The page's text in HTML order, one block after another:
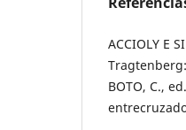
ACCIOLY E
BOTO, C.,